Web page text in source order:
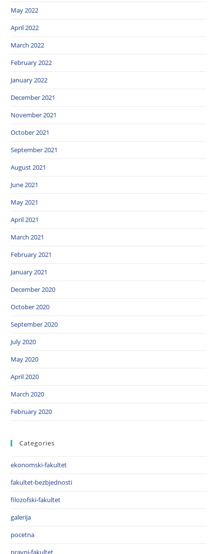
May 2022
April 2022
March 2022
February 2022
January 2022
December 2021
November 2021
October 2021
September 2021
August 2021
June 2021
May 2021
April 2021
March 2021
February 2021
January 2021
December 2020
October 2020
September 2020
July 2020
May 2020
April 2020
March 2020
February 2020
Categories
ekonomski-fakultet
fakultet-bezbjednosti
filozofski-fakultet
galerija
pocetna
pravni-fakultet